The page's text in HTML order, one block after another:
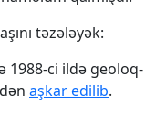
təzələyək:
1988-ci ildə geoloq-
aşkar edilib.